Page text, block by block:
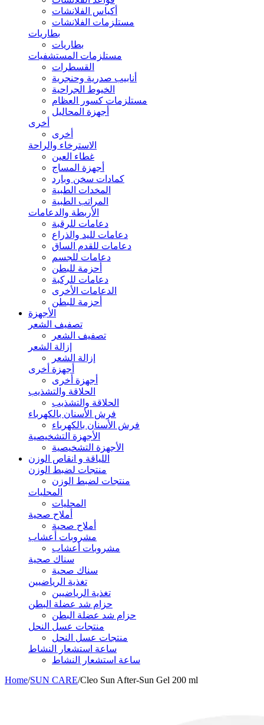
أكياس الفلانشات
مستلزمات الفلانشات
بطاريات
بطاريات
مستلزمات المستشفيات
القسطرات
أنابيب صدرية وحنجرية
الخيوط الجراحية
مستلزمات كسور العظام
أجهزة المحاليل
أخرى
أخرى
الاسترخاء والراحة
غطاء العين
أجهزة المساج
كمادات سخن وبارد
المخدات الطبية
المراتب الطبية
الأربطة والدعامات
دعامات للرقبة
دعامات لليد والذراع
دعامات للقدم الساق
دعامات للجسم
أحزمة للبطن
دعامات للركبة
الدعامات الأخرى
أحزمة للبطن
الأجهزة
تصفيف الشعر
تصفيف الشعر
إزالة الشعر
إزالة الشعر
أجهزة أخرى
أجهزة أخرى
الحلاقة والتشذيب
الحلاقة والتشذيب
فرش الأسنان بالكهرباء
فرش الأسنان بالكهرباء
الأجهزة التشخيصية
الأجهزة التشخيصية
اللياقة و انقاص الوزن
منتجات لضبط الوزن
منتجات لضبط الوزن
المحليات
المحليات
أملاح صحية
أملاح صحية
مشروبات أعشاب
مشروبات أعشاب
سناك صحية
سناك صحية
تغذية الرياضيين
تغذية الرياضيين
حزام شد عضلة البطن
حزام شد عضلة البطن
منتجات عسل النحل
منتجات عسل النحل
ساعة استشعار النشاط
ساعة استشعار النشاط
Home/SUN CARE/Cleo Sun After-Sun Gel 200 ml